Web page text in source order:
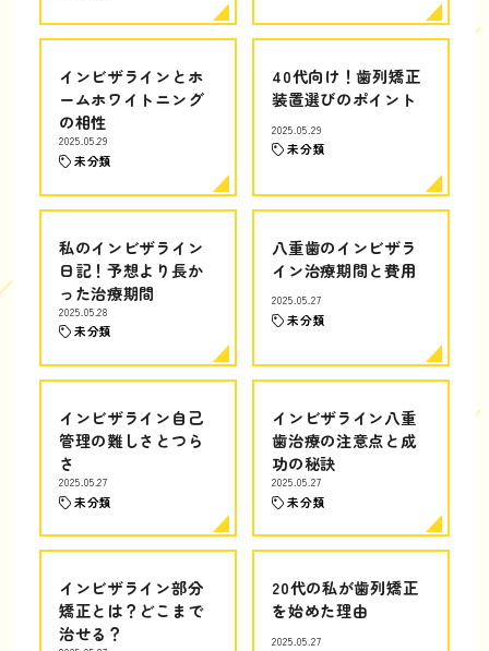
インビザラインとホ
ームホワイトニング
の相性
2025.05.29
未分類
40代向け！歯列矯正
装置選びのポイント
2025.05.29
未分類
私のインビザライン
日記！予想より長か
った治療期間
2025.05.28
未分類
八重歯のインビザラ
イン治療期間と費用
2025.05.27
未分類
インビザライン自己
管理の難しさとつら
さ
2025.05.27
未分類
インビザライン八重
歯治療の注意点と成
功の秘訣
2025.05.27
未分類
インビザライン部分
矯正とは？どこまで
治せる？
20代の私が歯列矯正
を始めた理由
2025.05.27